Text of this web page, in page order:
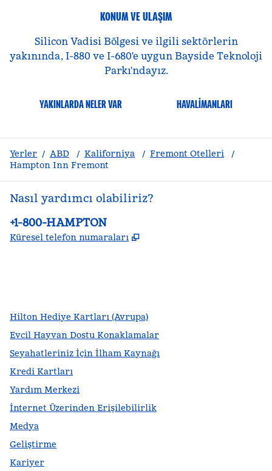
KONUM VE ULAŞIM
Silicon Vadisi Bölgesi ve ilgili sektörlerin
yakınında, I-880 ve I-680'e uygun Bayside Teknoloji
Parkı'ndayız.
YAKINLARDA NELER VAR HAVALIMANLARI
Yerler / ABD / Kaliforniya / Fremont Otelleri
/
Hampton Inn Fremont
Nasıl yardımcı olabiliriz?
Telefon:
+1-800-HAMPTON
Küresel telefon numaraları ,
Hilton Hediye Kartları (Avrupa)
Evcil Hayvan Dostu Konaklamalar
Seyahatleriniz İçin İlham Kaynağı
Kredi Kartları
Yardım Merkezi
İnternet Üzerinden Erişilebilirlik
Medya
Geliştirme
Kariyer